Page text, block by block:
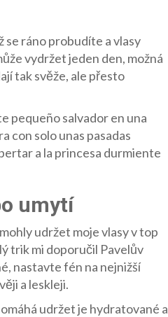
se ráno probudíte a vlasy
vydržet jeden den, možná
tak svěže, ale přesto
pequeño salvador en una
con solo unas pasadas
a la princesa durmiente
umytí
udržet moje vlasy v top
trik mi doporučil Pavelův
nastavte fén na nejnižší
a leskleji.
udržet je hydratované a